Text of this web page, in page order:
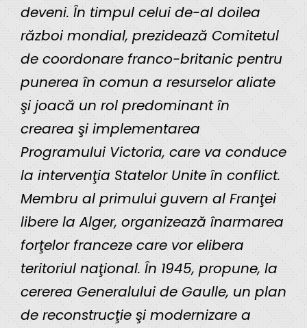
deveni. În timpul celui de-al doilea
război mondial, prezidează Comitetul
de coordonare franco-britanic pentru
punerea în comun a resurselor aliate
şi joacă un rol predominant în
crearea şi implementarea
Programului Victoria, care va conduce
la intervenţia Statelor Unite în conflict.
Membru al primului guvern al Franţei
libere la Alger, organizează înarmarea
forţelor franceze care vor elibera
teritoriul naţional. În 1945, propune, la
cererea Generalului de Gaulle, un plan
de reconstrucţie şi modernizare a